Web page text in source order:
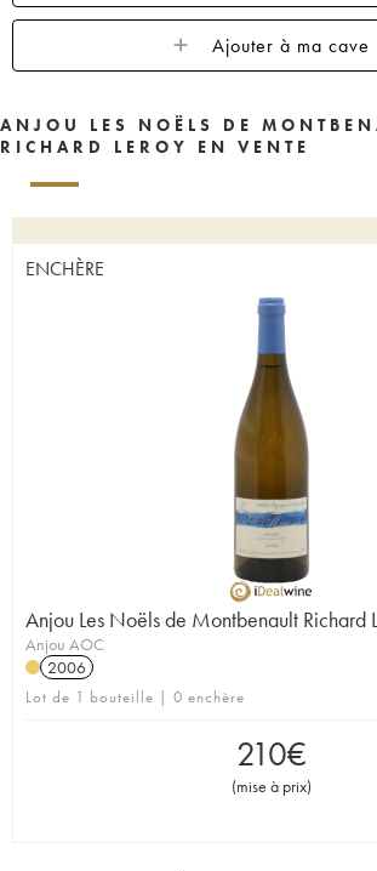
Ajouter à ma cave
ANJOU LES NOËLS DE
RICHARD LEROY EN VENTE
ENCHÈRE
Anjou Les Noëls de Montbenault Richard
Anjou AOC
2006
Lot de 1 bouteille | 0 enchère
210€
(mise à prix)